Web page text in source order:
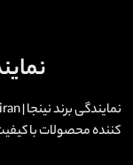
کننده محصولات با کیفیت